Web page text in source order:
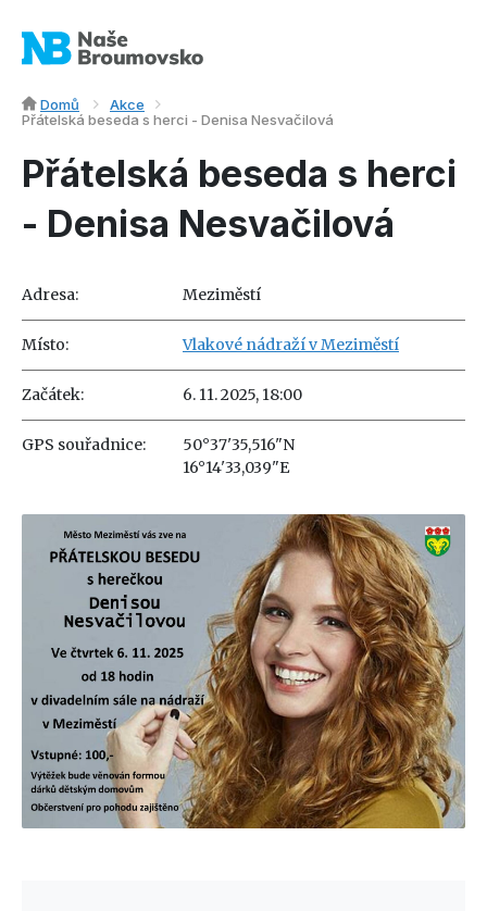
Domů
Akce
Přátelská beseda s herci - Denisa Nesvačilová
Přátelská beseda s herci
- Denisa Nesvačilová
Adresa: Meziměstí
Místo: Vlakové nádraží v Meziměstí
Začátek: 6. 11. 2025, 18:00
GPS souřadnice:
50°37'35,516"N
16°14'33,039"E